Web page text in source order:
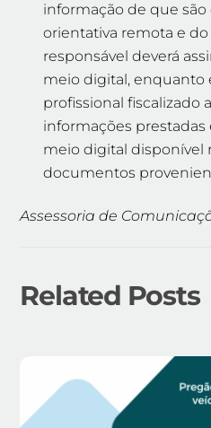
informação de que
orientativa remota e
responsável deverá
meio digital, enquanto
profissional fiscalizado
informações
meio digital disponível
documentos
Assessoria de
Related Posts